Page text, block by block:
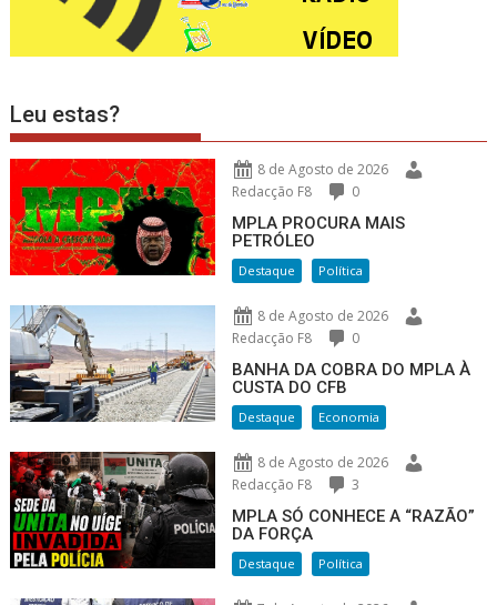
Leu estas?
8 de Agosto de 2026
Redacção F8
0
MPLA PROCURA MAIS
PETRÓLEO
Destaque Política
8 de Agosto de 2026
Redacção F8
0
BANHA DA COBRA DO MPLA À
CUSTA DO CFB
Destaque Economia
8 de Agosto de 2026
Redacção F8
3
MPLA SÓ CONHECE A “RAZÃO”
DA FORÇA
Destaque Política